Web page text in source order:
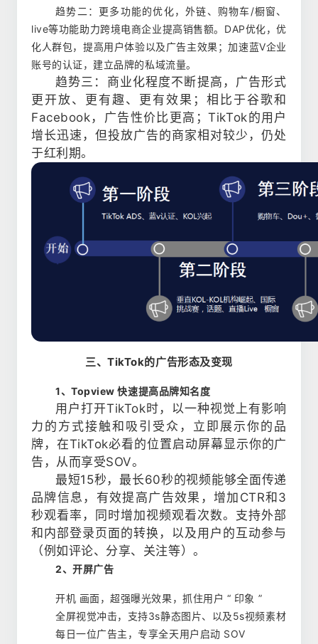
趋势二：更多功能的优化，外链、购物车/橱窗、
live等功能助力跨境电商企业提高销售额。DAP优化，优
化人群包，提高用户体验以及广告主效果；加速蓝V企业
账号的认证，建立品牌的私域流量。
趋势三：商业化程度不断提高，广告形式
更开放、更有趣、更有效果；相比于谷歌和
Facebook，广告性价比更高；TikTok的用户
增长迅速，但投放广告的商家相对较少，仍处
于红利期。
三、TikTok的广告形态及变现
1、Topview 快速提高品牌知名度
用户打开TikTok时，以一种视觉上有影响
力的方式接触和吸引受众，立即展示你的品
牌，在TikTok必看的位置启动屏幕显示你的广
告，从而享受SOV。
最短15秒，最长60秒的视频能够全面传递
品牌信息，有效提高广告效果，增加CTR和3
秒观看率，同时增加视频观看次数。支持外部
和内部登录页面的转换，以及用户的互动参与
（例如评论、分享、关注等）。
2、开屏广告
开机 画面，超强曝光效果，抓住用户 “ 印象 ”
全屏视觉冲击，支持3s静态图片、以及5s视频素材
每日一位广告主，专享全天用户启动 SOV